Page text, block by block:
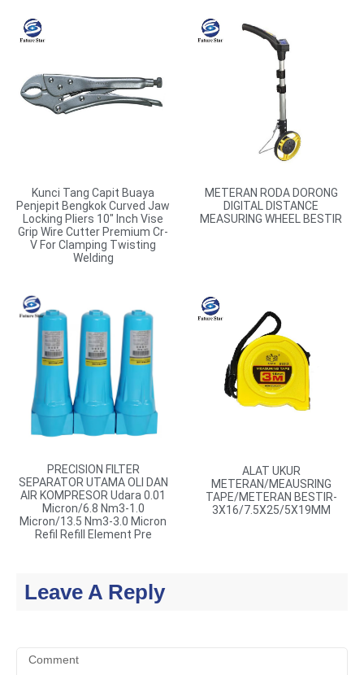
Kunci Tang Capit Buaya
Penjepit Bengkok Curved Jaw
Locking Pliers 10″ Inch Vise
Grip Wire Cutter Premium Cr-
V For Clamping Twisting
Welding
METERAN RODA DORONG
DIGITAL DISTANCE
MEASURING WHEEL BESTIR
PRECISION FILTER
SEPARATOR UTAMA OLI DAN
AIR KOMPRESOR Udara 0.01
Micron/6.8 Nm3-1.0
Micron/13.5 Nm3-3.0 Micron
Refil Refill Element Pre
ALAT UKUR
METERAN/MEAUSRING
TAPE/METERAN BESTIR-
3X16/7.5X25/5X19MM
Leave A Reply